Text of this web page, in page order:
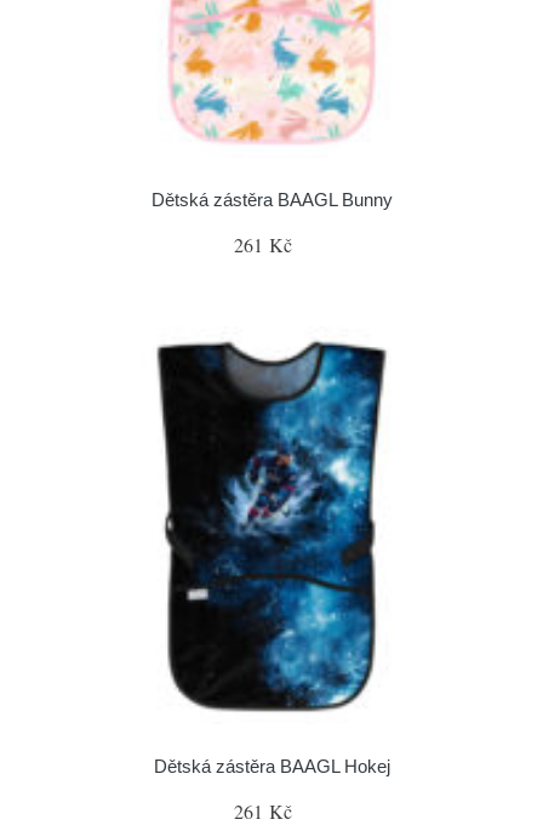
Dětská zástěra BAAGL Bunny
261 Kč
Dětská zástěra BAAGL Hokej
261 Kč